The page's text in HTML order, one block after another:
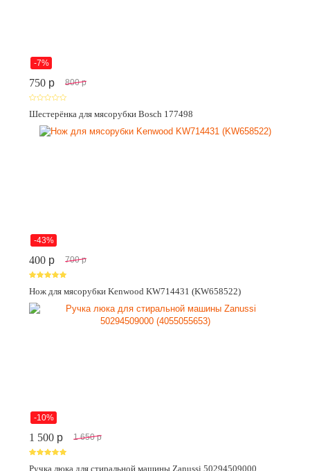
-7%
750 p 800 p
Шестерёнка для мясорубки Bosch 177498
-43%
400 p 700 p
Нож для мясорубки Kenwood KW714431 (KW658522)
-10%
1 500 p 1 650 p
Ручка люка для стиральной машины Zanussi 50294509000